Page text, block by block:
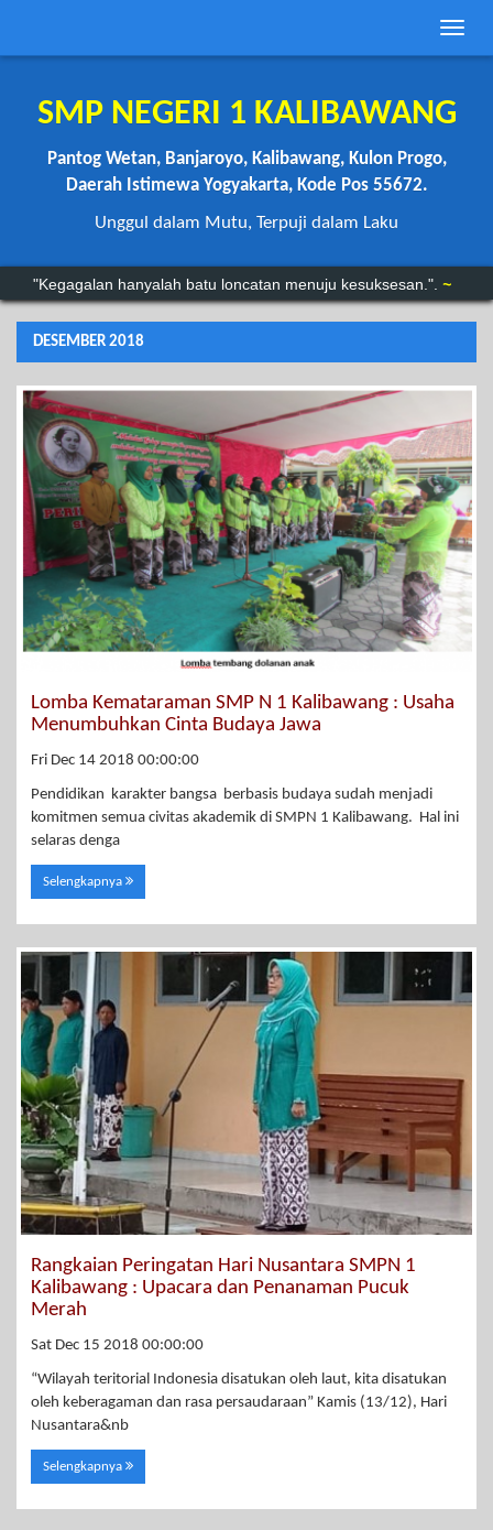
Toggle
SMP NEGERI 1 KALIBAWANG
Pantog Wetan, Banjaroyo, Kalibawang, Kulon Progo,
Daerah Istimewa Yogyakarta, Kode Pos 55672.
Unggul dalam Mutu, Terpuji dalam Laku
"Kegagalan hanyalah batu loncatan menuju kesuksesan.".~
“Anda mungkin bisa menunda, tapi waktu tidak akan
DESEMBER 2018
Lomba Kemataraman SMP N 1 Kalibawang : Usaha
Menumbuhkan Cinta Budaya Jawa
Fri Dec 14 2018 00:00:00
Pendidikan karakter bangsa berbasis budaya sudah menjadi
komitmen semua civitas akademik di SMPN 1 Kalibawang. Hal ini
selaras denga
Selengkapnya
Rangkaian Peringatan Hari Nusantara SMPN 1
Kalibawang : Upacara dan Penanaman Pucuk
Merah
Sat Dec 15 2018 00:00:00
“Wilayah teritorial Indonesia disatukan oleh laut, kita disatukan
oleh keberagaman dan rasa persaudaraan” Kamis (13/12), Hari
Nusantara&nb
Selengkapnya